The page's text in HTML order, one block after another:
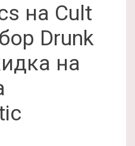
на Cult
Drunk
на